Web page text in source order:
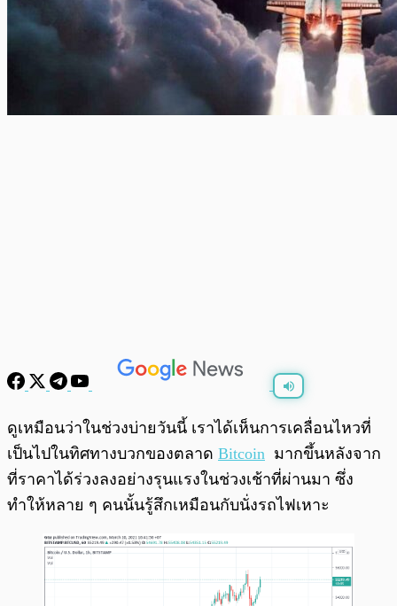
พร้อมเล่น 0:00 /0:00
ดูเหมือนว่าในช่วงบ่ายวันนี้ เราได้เห็นการเคลื่อนไหวที่
เป็นไปในทิศทางบวกของตลาด Bitcoin มากขึ้นหลังจาก
ที่ราคาได้ร่วงลงอย่างรุนแรงในช่วงเช้าที่ผ่านมา ซึ่ง
ทำให้หลาย ๆ คนนั้นรู้สึกเหมือนกับนั่งรถไฟเหาะ